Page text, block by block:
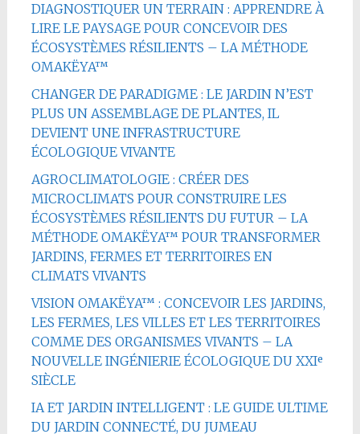
DIAGNOSTIQUER UN TERRAIN : APPRENDRE À
LIRE LE PAYSAGE POUR CONCEVOIR DES
ÉCOSYSTÈMES RÉSILIENTS – LA MÉTHODE
OMAKËYA™
CHANGER DE PARADIGME : LE JARDIN N’EST
PLUS UN ASSEMBLAGE DE PLANTES, IL
DEVIENT UNE INFRASTRUCTURE
ÉCOLOGIQUE VIVANTE
AGROCLIMATOLOGIE : CRÉER DES
MICROCLIMATS POUR CONSTRUIRE LES
ÉCOSYSTÈMES RÉSILIENTS DU FUTUR – LA
MÉTHODE OMAKËYA™ POUR TRANSFORMER
JARDINS, FERMES ET TERRITOIRES EN
CLIMATS VIVANTS
VISION OMAKËYA™ : CONCEVOIR LES JARDINS,
LES FERMES, LES VILLES ET LES TERRITOIRES
COMME DES ORGANISMES VIVANTS – LA
NOUVELLE INGÉNIERIE ÉCOLOGIQUE DU XXIᵉ
SIÈCLE
IA ET JARDIN INTELLIGENT : LE GUIDE ULTIME
DU JARDIN CONNECTÉ, DU JUMEAU